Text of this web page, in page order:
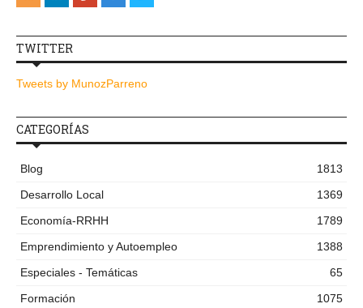
TWITTER
Tweets by MunozParreno
CATEGORÍAS
Blog
1813
Desarrollo Local
1369
Economía-RRHH
1789
Emprendimiento y Autoempleo
1388
Especiales - Temáticas
65
Formación
1075